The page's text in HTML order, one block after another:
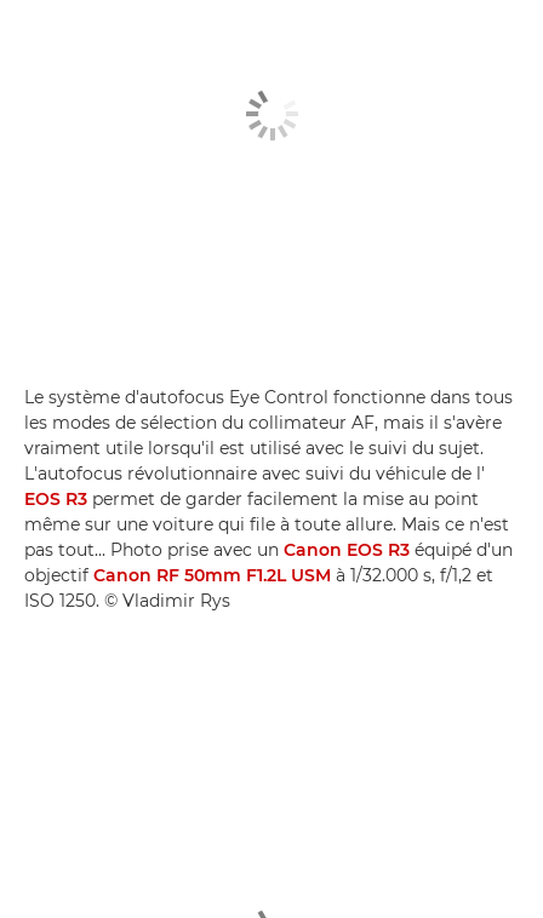
Le système d'autofocus Eye Control fonctionne dans tous
les modes de sélection du collimateur AF, mais il s'avère
vraiment utile lorsqu'il est utilisé avec le suivi du sujet.
L'autofocus révolutionnaire avec suivi du véhicule de l'
EOS R3 permet de garder facilement la mise au point
même sur une voiture qui file à toute allure. Mais ce n'est
pas tout... Photo prise avec un Canon EOS R3 équipé d'un
objectif Canon RF 50mm F1.2L USM à 1/32.000 s, f/1,2 et
ISO 1250. © Vladimir Rys